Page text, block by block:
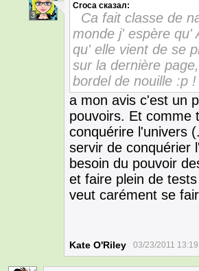
3
Croca сказал:
Ca fait classe de
monde j' espère qu'
qu' elle vient de se
sur la dernière
bordel de nouille :p !
a mon avis c'est un
pouvoirs. Et comme
conquérire l'univers
servir de conquérier
besoin du pouvoir
et faire plein de
veut carément se
Kate O'Riley 03/23/2011